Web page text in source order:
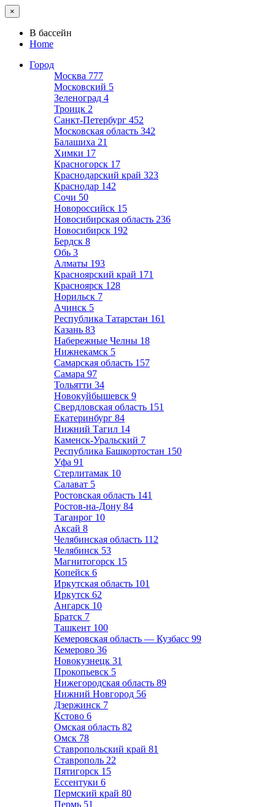
×
В бассейн
Home
Город
Москва 777
Московский 5
Зеленоград 4
Троицк 2
Санкт-Петербург 452
Московская область 342
Балашиха 21
Химки 17
Красногорск 17
Краснодарский край 323
Краснодар 142
Сочи 50
Новороссийск 15
Новосибирская область 236
Новосибирск 192
Бердск 8
Обь 3
Алматы 193
Красноярский край 171
Красноярск 128
Норильск 7
Ачинск 5
Республика Татарстан 161
Казань 83
Набережные Челны 18
Нижнекамск 5
Самарская область 157
Самара 97
Тольятти 34
Новокуйбышевск 9
Свердловская область 151
Екатеринбург 84
Нижний Тагил 14
Каменск-Уральский 7
Республика Башкортостан 150
Уфа 91
Стерлитамак 10
Салават 5
Ростовская область 141
Ростов-на-Дону 84
Таганрог 10
Аксай 8
Челябинская область 112
Челябинск 53
Магнитогорск 15
Копейск 6
Иркутская область 101
Иркутск 62
Ангарск 10
Братск 7
Ташкент 100
Кемеровская область — Кузбасс 99
Кемерово 36
Новокузнецк 31
Прокопьевск 5
Нижегородская область 89
Нижний Новгород 56
Дзержинск 7
Кстово 6
Омская область 82
Омск 78
Ставропольский край 81
Ставрополь 22
Пятигорск 15
Ессентуки 6
Пермский край 80
Пермь 51